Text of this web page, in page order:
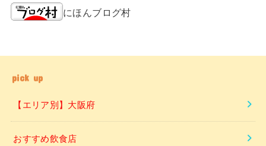
にほんブログ村
pick up
【エリア別】大阪府
おすすめ飲食店